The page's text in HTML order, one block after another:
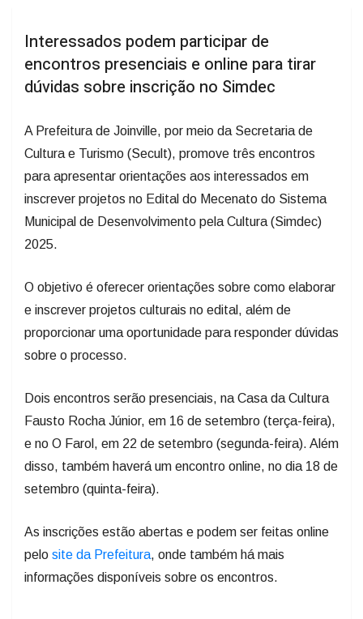
Interessados podem participar de
encontros presenciais e online para tirar
dúvidas sobre inscrição no Simdec
A Prefeitura de Joinville, por meio da Secretaria de
Cultura e Turismo (Secult), promove três encontros
para apresentar orientações aos interessados em
inscrever projetos no Edital do Mecenato do Sistema
Municipal de Desenvolvimento pela Cultura (Simdec)
2025.
O objetivo é oferecer orientações sobre como elaborar
e inscrever projetos culturais no edital, além de
proporcionar uma oportunidade para responder dúvidas
sobre o processo.
Dois encontros serão presenciais, na Casa da Cultura
Fausto Rocha Júnior, em 16 de setembro (terça-feira),
e no O Farol, em 22 de setembro (segunda-feira). Além
disso, também haverá um encontro online, no dia 18 de
setembro (quinta-feira).
As inscrições estão abertas e podem ser feitas online
pelo site da Prefeitura, onde também há mais
informações disponíveis sobre os encontros.